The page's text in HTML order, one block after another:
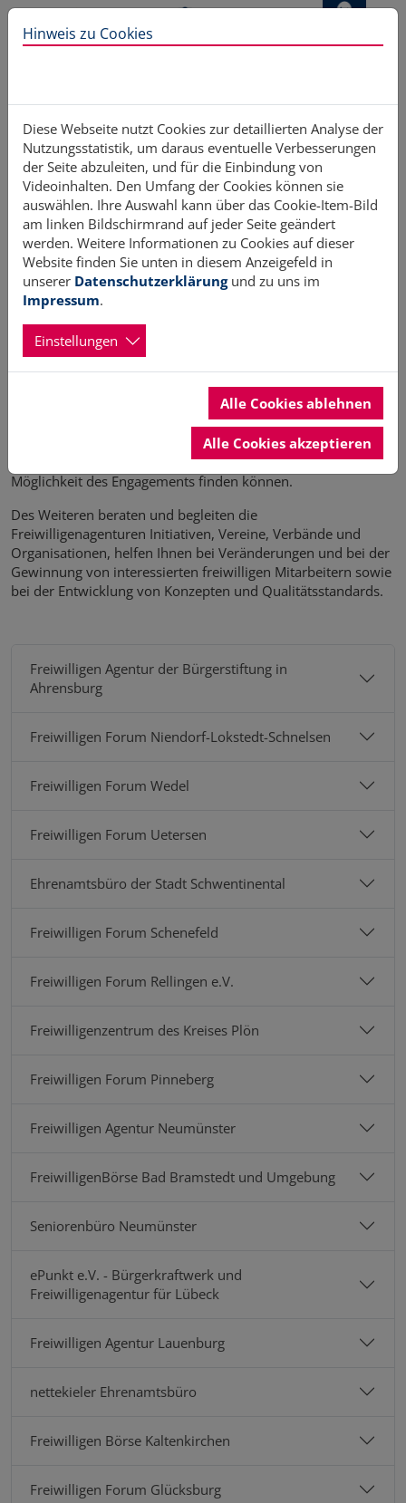
Direkt zur Hauptnavigation springen
Direkt zum Inhalt springen
HomeAktiv werden Freiwilligenagenturen
Regionale Freiwilligenagenturen in
Schleswig-Holstein
Die kommunalen Freiwilligenagenturen sind Vermittler
zwischen ehrenamtlich engagierten Menschen und
Organisationen, die Menschen suchen, welche bereit sind,
sich auf den unterschiedlichsten Gebieten zu engagieren.
Sie informieren und beraten Menschen, die an einem
ehrenamtlichen Engagement interessiert sind, individuell
über die vielfältigen Aufgaben und Einsatzfelder und helfen
dabei, dass die Interessierten eine für sie ansprechende
Möglichkeit des Engagements finden können.
Des Weiteren beraten und begleiten die
Freiwilligenagenturen Initiativen, Vereine, Verbände und
Organisationen, helfen Ihnen bei Veränderungen und bei der
Gewinnung von interessierten freiwilligen Mitarbeitern sowie
bei der Entwicklung von Konzepten und Qualitätsstandards.
Freiwilligen Agentur der Bürgerstiftung in
Ahrensburg
Freiwilligen Forum Niendorf-Lokstedt-Schnelsen
Freiwilligen Forum Wedel
Freiwilligen Forum Uetersen
Ehrenamtsbüro der Stadt Schwentinental
Freiwilligen Forum Schenefeld
Freiwilligen Forum Rellingen e.V.
Freiwilligenzentrum des Kreises Plön
Freiwilligen Forum Pinneberg
Freiwilligen Agentur Neumünster
FreiwilligenBörse Bad Bramstedt und Umgebung
Seniorenbüro Neumünster
ePunkt e.V. - Bürgerkraftwerk und
Freiwilligenagentur für Lübeck
Freiwilligen Agentur Lauenburg
nettekieler Ehrenamtsbüro
Freiwilligen Börse Kaltenkirchen
Freiwilligen Forum Glücksburg
Hinweis zu Cookies
Diese Webseite nutzt Cookies zur detaillierten Analyse der
Nutzungsstatistik, um daraus eventuelle Verbesserungen
der Seite abzuleiten, und für die Einbindung von
Videoinhalten. Den Umfang der Cookies können sie
auswählen. Ihre Auswahl kann über das Cookie-Item-Bild
am linken Bildschirmrand auf jeder Seite geändert
werden. Weitere Informationen zu Cookies auf dieser
Website finden Sie unten in diesem Anzeigefeld in
unserer Datenschutzerklärungund zu uns im
Impressum.
Einstellungen
Alle Cookies ablehnen
Alle Cookies akzeptieren